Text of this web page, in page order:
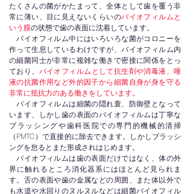
たくさんの菌がかたまって、全体として歯を覆う非
常に薄い、目に見えないくらいのバイオフィルムと
いう膜の状態で歯の表面に沈着しています。
バイオフィルム中にはいろいろな菌がコロニーを
作って生息しているわけですが、バイオフィルム内
の細菌同士が非常に複雑な働きで密接に関係をとっ
ており、 バイオフィルムとして抗生剤や消毒液、唾
液の抗菌作用など外的因子から細菌自身が身を守る
非常に抵抗力のある働きをしています。
バイオフィルムは細菌の隠れ蓑、防御壁となって
います、しかし歯の表面のバイオフィルムは丁寧な
ブラッシングや歯科医院での専門的機械的清掃
（PMTC）で直接的に除去できます。しかしブラッシ
ングを怠るとまた形成されはじめます。
バイオフィルムは歯の表面だけではなく、体の外
界に触れるところ消化器系にはほとんど見られま
す。舌の表面や歯の金属などの周囲、また体以外で
も水道や水回りのヌルヌルなどは細菌バイオフィル